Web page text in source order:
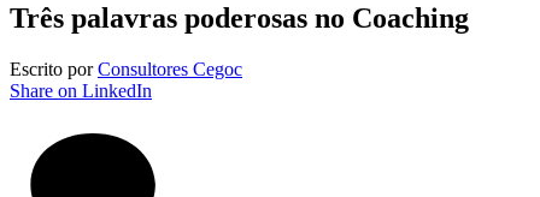
Três palavras poderosas no Coaching
Escrito porConsultores Cegoc
Share on LinkedIn